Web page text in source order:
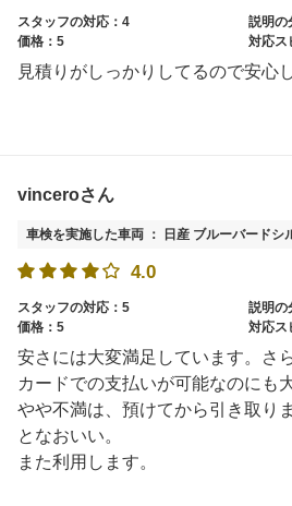
スタッフの対応：4
説明の
価格：5
対応ス
見積りがしっかりしてるので安心
vinceroさん
車検を実施した車両 ： 日産 ブルーバードシ
4.0
スタッフの対応：5
説明の
価格：5
対応ス
安さには大変満足しています。さ
カードでの支払いが可能なのにも
やや不満は、預けてから引き取り
となおいい。
また利用します。